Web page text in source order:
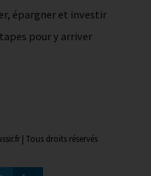
épargner et investir
pour y arriver
| Tous droits réservés